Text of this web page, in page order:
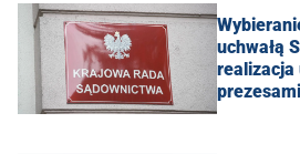
uchwałą
realizacja